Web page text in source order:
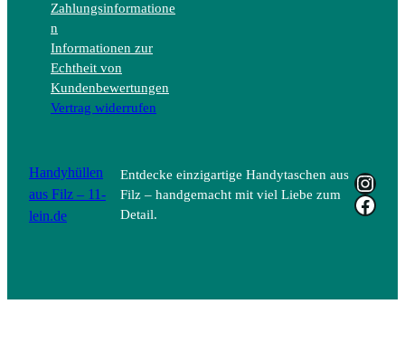
Zahlungsinformatione
n
Informationen zur
Echtheit von
Kundenbewertungen
Vertrag widerrufen
Handyhüllen
aus Filz – 11-
lein.de
Entdecke einzigartige Handytaschen aus
Filz – handgemacht mit viel Liebe zum
Detail.